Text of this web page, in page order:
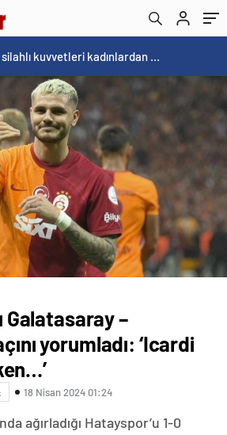
Norweç silahlı kuvvetleri kadınlardan oluşan özel kuvvetler eğitimlerini başlattı.
Galatasaray –
yorumladı: ‘Icardi
18 Nisan 2024 01:24
ağırladığı Hatayspor’u 1-0